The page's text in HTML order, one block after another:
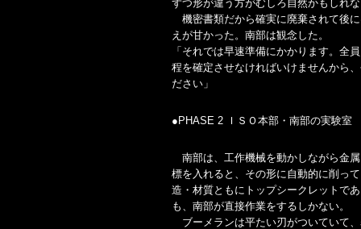
ずつ形が違う方がむしろ自然かもしれ
機密書類だから確実に廃棄されて後
えが甘かった。南部は観念した。
「それでは早速準備にかかります。全
程を確定させなければいけませんから
ださい」
●PHASE 2 ＩＳＯ本部・南部の実験室
南部は、工作機械を動かしながら金
標を入れると、その形に自動的に削っ
造・材質ともにトップシークレットで
も、南部が直接作業をするしかない。
ブーメランは平たい刃がついていて